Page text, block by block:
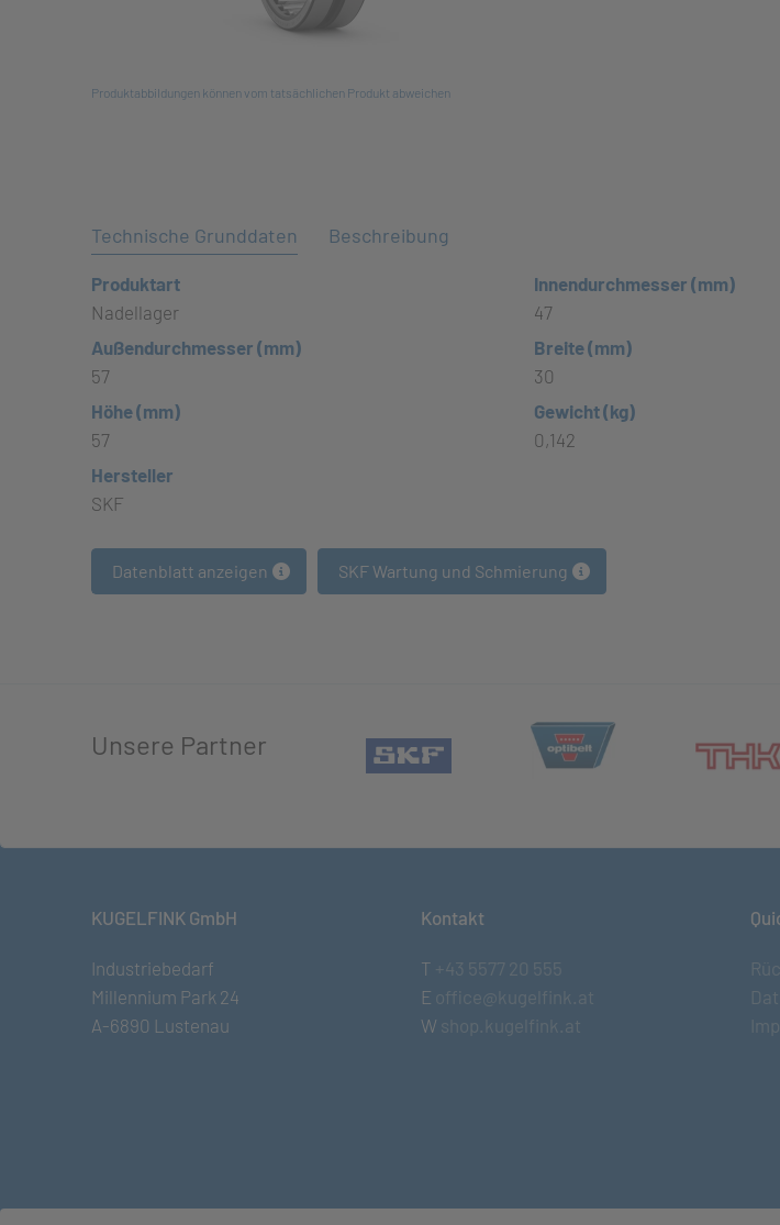
Produktabbildungen können vom tatsächlichen Produkt abweichen
Technische Grunddaten Beschreibung
Produktart
Nadellager
Innendurchmesser (mm)
47
Außendurchmesser (mm)
57
Breite (mm)
30
Höhe (mm)
57
Gewicht (kg)
0,142
Hersteller
SKF
Datenblatt anzeigen SKF Wartung und Schmierung
Unsere Partner (öffnet in neuem Tab)
KUGELFINK GmbH
Industriebedarf
Millennium Park 24
A-6890 Lustenau
Kontakt
T +43 5577 20 555
E office@kugelfink.at
W shop.kugelfink.at